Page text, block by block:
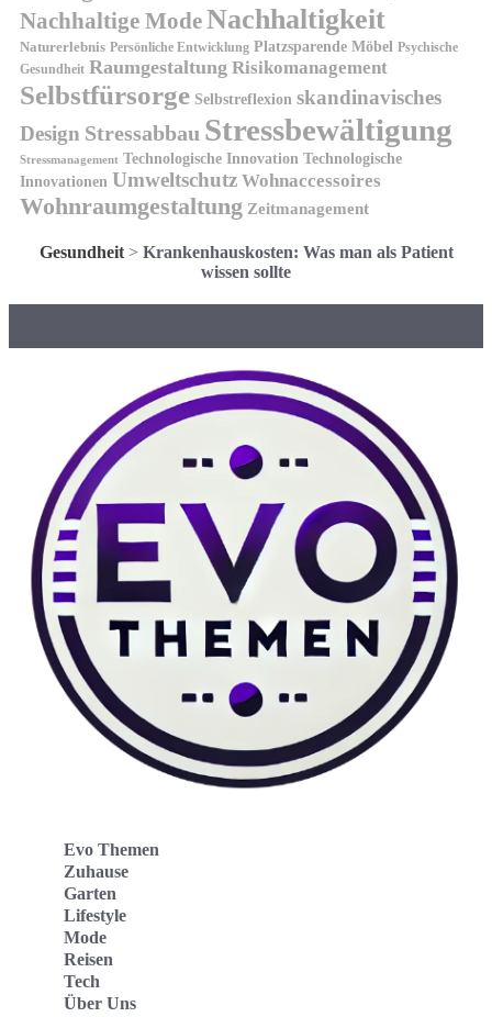
Nachhaltige ModeNachhaltigkeit
Naturerlebnis Persönliche Entwicklung Platzsparende Möbel Psychische
Gesundheit Raumgestaltung Risikomanagement
Selbstfürsorge Selbstreflexion skandinavisches
Design Stressabbau Stressbewältigung
Stressmanagement Technologische Innovation Technologische
Innovationen Umweltschutz Wohnaccessoires
Wohnraumgestaltung Zeitmanagement
Gesundheit> Krankenhauskosten: Was man als Patient
wissen sollte
Evo Themen
Zuhause
Garten
Lifestyle
Mode
Reisen
Tech
Über Uns